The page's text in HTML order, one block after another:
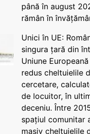
până în august
rămân în
Unici în UE:
singura țară din
Uniune
redus cheltuielile
cercetare,
de locuitor, în
deceniu. Între
spațiul comunitar
masiv cheltuielile